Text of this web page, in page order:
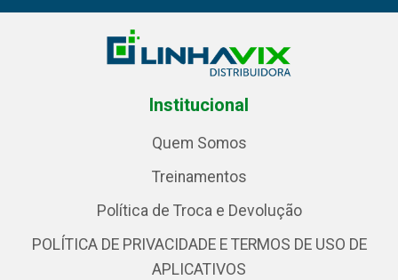
Institucional
Quem Somos
Treinamentos
Política de Troca e Devolução
POLÍTICA DE PRIVACIDADE E TERMOS DE USO DE
APLICATIVOS